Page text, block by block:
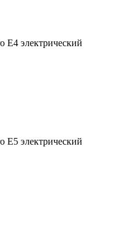
E4 электрический
E5 электрический